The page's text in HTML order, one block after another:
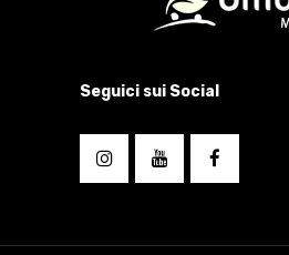
Seguici sui Social